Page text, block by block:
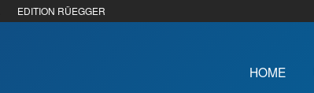
EDITION RÜEGGER
HOME